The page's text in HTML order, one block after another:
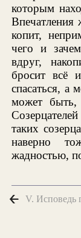
которым
Впечатления
копит,
чего и
вдруг,
бросит всё
спасаться, а
может быть,
таких
наверно
жадностью,